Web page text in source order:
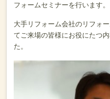
フォームセミナーを行います。
大手リフォーム会社のリフォー
てご来場の皆様にお役にたつ
た。